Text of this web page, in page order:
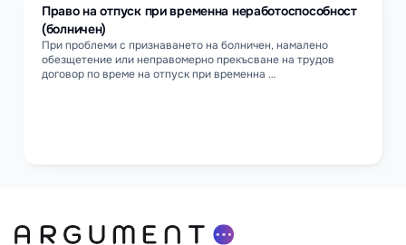
Право на отпуск при временна неработоспособност
(болничен)
При проблеми с признаването на болничен, намалено
обезщетение или неправомерно прекъсване на трудов
договор по време на отпуск при временна